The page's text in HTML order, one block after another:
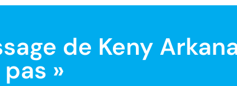
de Keny
»